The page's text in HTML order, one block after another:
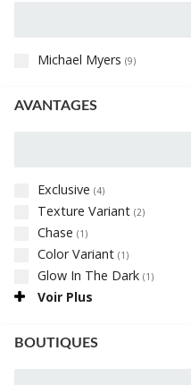
Michael Myers (9)
AVANTAGES
Exclusive (4)
Texture Variant (2)
Chase (1 )
Color Variant (1 )
Glow In The Dark (1 )
Voir Plus
BOUTIQUES